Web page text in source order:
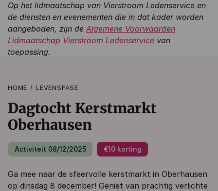
Op het lidmaatschap van Vierstroom Ledenservice en
de diensten en evenementen die in dat kader worden
aangeboden, zijn de Algemene Voorwaarden
Lidmaatschap Vierstroom Ledenservice van
toepassing.
HOME LEVENSFASE
Dagtocht Kerstmarkt
Oberhausen
Activiteit 08/12/2025 €10 korting
Ga mee naar de sfeervolle kerstmarkt in Oberhausen
op dinsdag 8 december! Geniet van prachtig verlichte